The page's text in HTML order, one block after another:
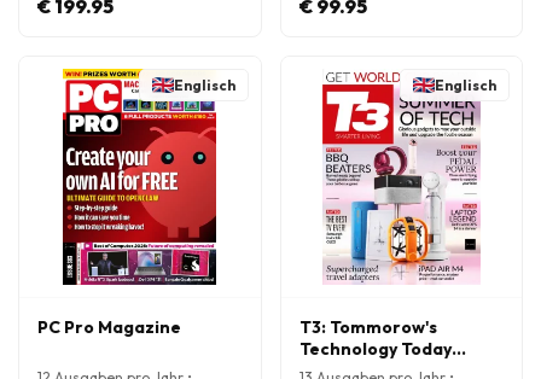
€ 199.95 € 99.95
Englisch
PC Pro Magazine
Englisch
T3: Tommorow's
Technology Today
Magazine